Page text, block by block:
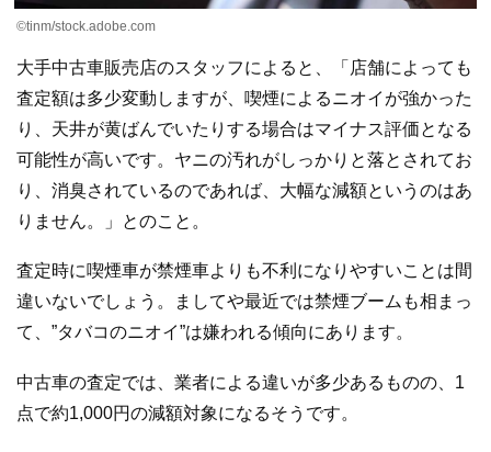
©︎tinm/stock.adobe.com
大手中古車販売店のスタッフによると、「店舗によっても
査定額は多少変動しますが、喫煙によるニオイが強かった
り、天井が黄ばんでいたりする場合はマイナス評価となる
可能性が高いです。ヤニの汚れがしっかりと落とされてお
り、消臭されているのであれば、大幅な減額というのはあ
りません。」とのこと。
査定時に喫煙車が禁煙車よりも不利になりやすいことは間
違いないでしょう。ましてや最近では禁煙ブームも相まっ
て、”タバコのニオイ”は嫌われる傾向にあります。
中古車の査定では、業者による違いが多少あるものの、1
点で約1,000円の減額対象になるそうです。